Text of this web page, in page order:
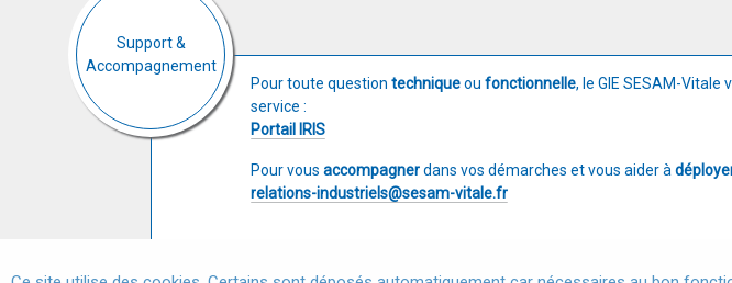
Support &
Accompagnement
Pour toute question techniqueou fonctionnelle, le GIE SESAM-
service :
Portail IRIS
Pour vous accompagnerdans vos démarches et vous aider à
relations-industriels@sesam-vitale.fr